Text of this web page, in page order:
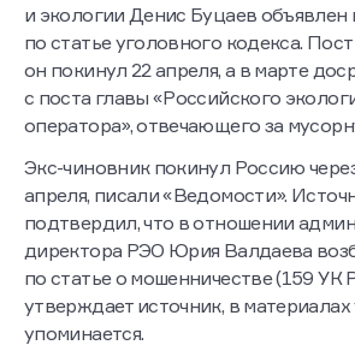
и экологии Денис Буцаев объявлен
по статье уголовного кодекса.
он покинул 22 апреля, а в марте
с поста главы «Российского
оператора», отвечающего за
Экс-чиновник покинул Россию
апреля, писали «Ведомости».
подтвердил, что в отношении
директора РЭО Юрия Валдаева
по статье о мошенничестве (159 УК
утверждает источник, в
упоминается.